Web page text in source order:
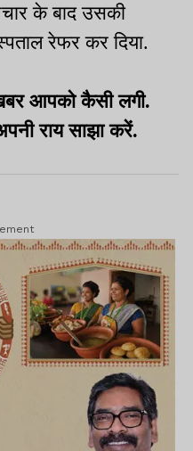
के बाद उसकी
रेफर कर दिया.
आपको कैसी लगी.
राय साझा करें.